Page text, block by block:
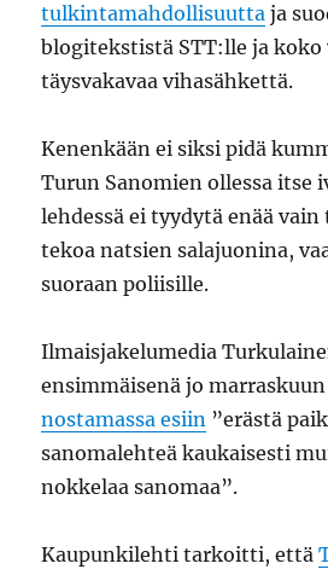
tulkintamahdollisuutta ja
blogitekstistä STT:lle ja
täysvakavaa vihasähkettä.
Kenenkään ei siksi pidä
Turun Sanomien ollessa itse
lehdessä ei tyydytä enää
tekoa natsien salajuonina,
suoraan poliisille.
Ilmaisjakelumedia
ensimmäisenä jo
nostamassa esiin ”erästä
sanomalehteä kaukaisesti
nokkelaa sanomaa”.
Kaupunkilehti tarkoitti, että